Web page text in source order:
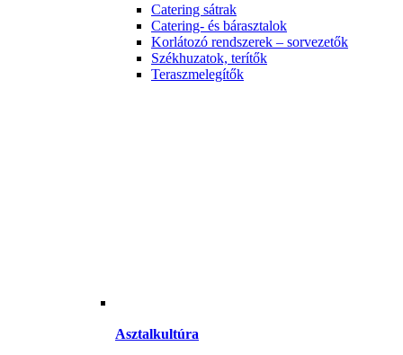
Catering sátrak
Catering- és bárasztalok
Korlátozó rendszerek – sorvezetők
Székhuzatok, terítők
Teraszmelegítők
Asztalkultúra